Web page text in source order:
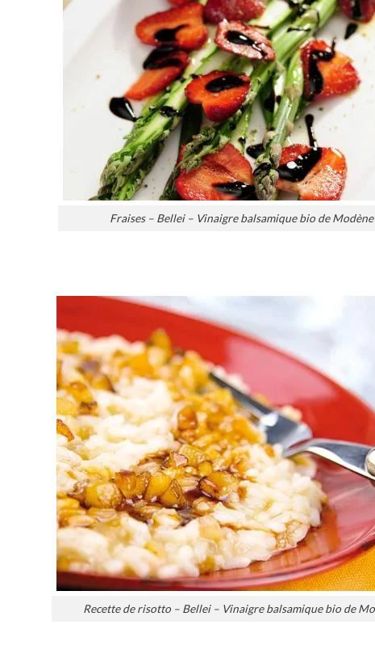
Fraises – Bellei – Vinaigre balsamique bio de Modène
Recette de risotto – Bellei – Vinaigre balsamique bio de